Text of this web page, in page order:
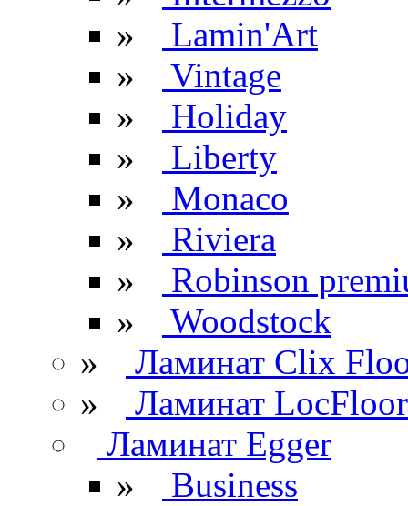
»
Lamin'Art
»
Vintage
»
Holiday
»
Liberty
»
Monaco
»
Riviera
»
Robinson
»
Woodstock
»
Ламинат Clix
»
Ламинат LocFloor
Ламинат Egger
»
Business